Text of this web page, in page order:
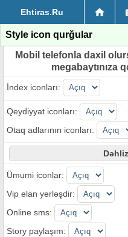
Ehtiras.Ru
Style icon qurğular
Mobil telefonla daxil
megabaytınıza
İndex iconları:
Qeydiyyat iconları:
Otaq adlarının iconları:
Ümumi iconlar:
Vip elan yerləşdir:
Online sms:
Story paylaşım: